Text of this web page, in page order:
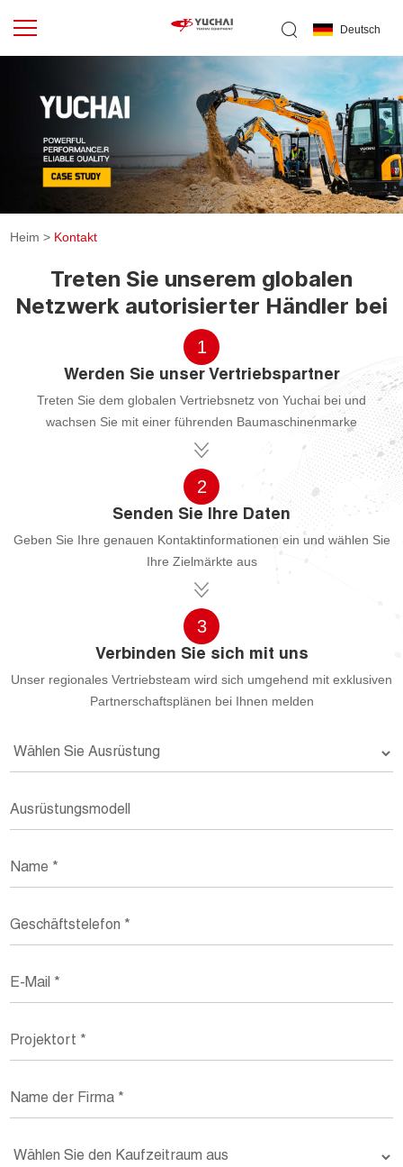
Deutsch
Heim > Kontakt
Treten Sie unserem globalen
Netzwerk autorisierter Händler bei
1
Werden Sie unser Vertriebspartner
Treten Sie dem globalen Vertriebsnetz von Yuchai bei und
wachsen Sie mit einer führenden Baumaschinenmarke
2
Senden Sie Ihre Daten
Geben Sie Ihre genauen Kontaktinformationen ein und wählen Sie
Ihre Zielmärkte aus
3
Verbinden Sie sich mit uns
Unser regionales Vertriebsteam wird sich umgehend mit exklusiven
Partnerschaftsplänen bei Ihnen melden